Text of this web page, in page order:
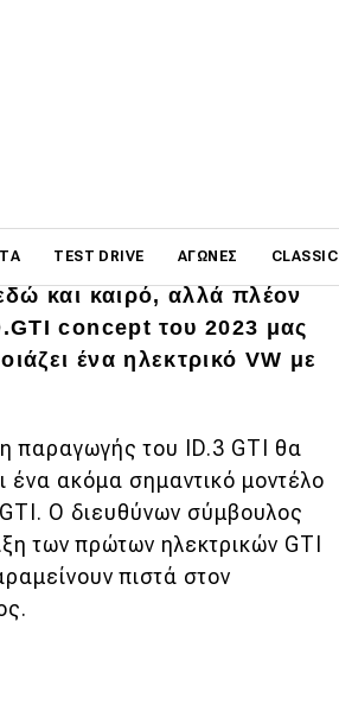
TEST DRIVE ΑΓΏΝΕΣ CLASSIC
και καιρό, αλλά πλέον
concept του 2023 μας
ένα ηλεκτρικό VW με
παραγωγής του ID.3 GTI θα
ένα ακόμα σημαντικό μοντέλο
Ο διευθύνων σύμβουλος
των πρώτων ηλεκτρικών GTI
πιστά στον